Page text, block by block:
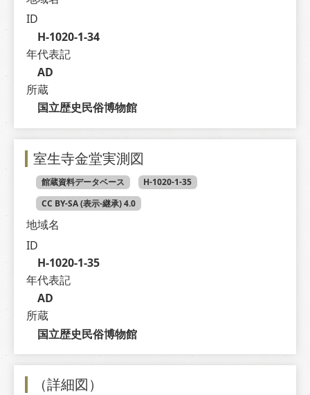
ID
H-1020-1-34
年代表記
AD
所蔵
国立歴史民俗博物館
室生寺金堂実測図
館蔵資料データベース
H-1020-1-35
CC BY-SA (表示-継承) 4.0
地域名
ID
H-1020-1-35
年代表記
AD
所蔵
国立歴史民俗博物館
（詳細図）